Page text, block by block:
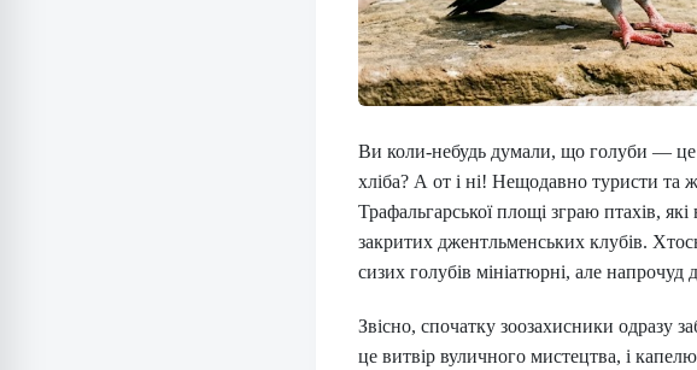
Ви коли-небудь думали, що голуби —
хліба? А от і ні! Нещодавно туристи та
Трафальгарської площі зграю птахів,
закритих джентльменських клубів.
сизих голубів мініатюрні, але напрочуд
Звісно, спочатку зоозахисники одразу
це витвір вуличного мистецтва, і